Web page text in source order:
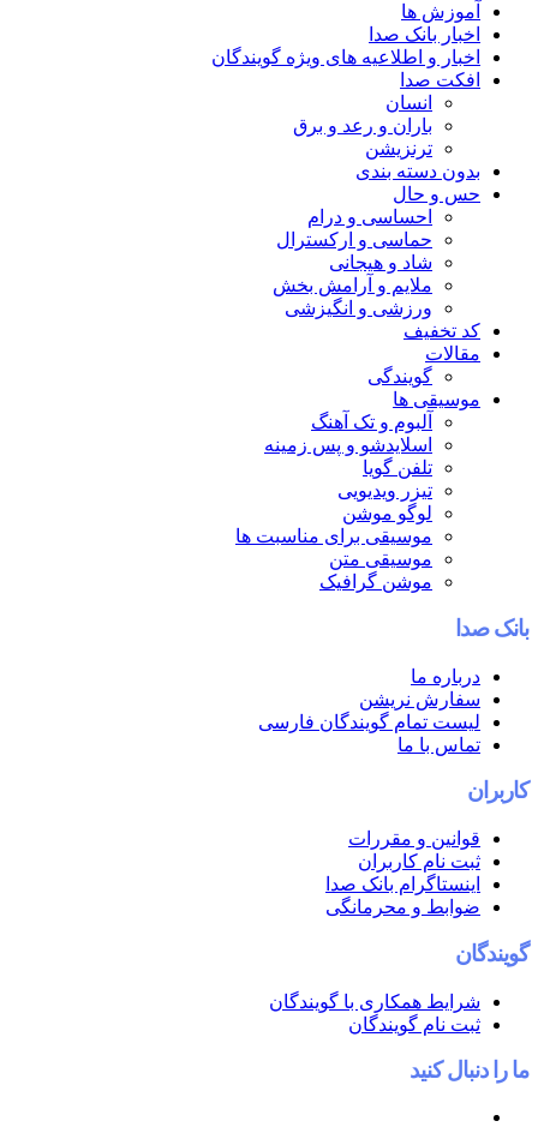
آموزش ها
اخبار بانک صدا
اخبار و اطلاعیه های ویژه گویندگان
افکت صدا
انسان
باران و رعد و برق
ترنزیشن
بدون دسته بندی
حس و حال
احساسی و درام
حماسی و ارکسترال
شاد و هیجانی
ملایم و آرامش بخش
ورزشی و انگیزشی
کد تخفیف
مقالات
گویندگی
موسیقی ها
آلبوم و تک آهنگ
اسلایدشو و پس زمینه
تلفن گویا
تیزر ویدیویی
لوگو موشن
موسیقی برای مناسبت ها
موسیقی متن
موشن گرافیک
بانک صدا
درباره ما
سفارش نریشن
لیست تمام گویندگان فارسی
تماس با ما
کاربران
قوانین و مقررات
ثبت نام کاربران
اینستاگرام بانک صدا
ضوابط و محرمانگی
گویندگان
شرایط همکاری با گویندگان
ثبت نام گویندگان
ما را دنبال کنید